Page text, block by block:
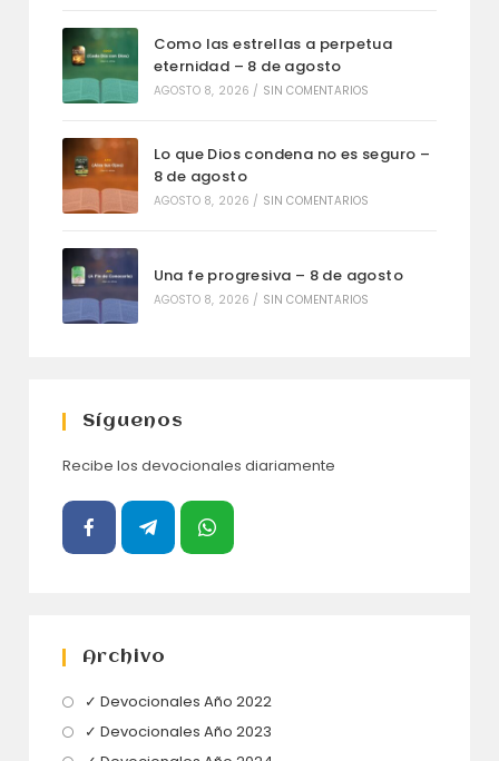
Como las estrellas a perpetua
eternidad – 8 de agosto
AGOSTO 8, 2026 / SIN COMENTARIOS
Lo que Dios condena no es seguro –
8 de agosto
AGOSTO 8, 2026 / SIN COMENTARIOS
Una fe progresiva – 8 de agosto
AGOSTO 8, 2026 / SIN COMENTARIOS
Síguenos
Recibe los devocionales diariamente
Archivo
✓ Devocionales Año 2022Se
✓ Devocionales Año 2023